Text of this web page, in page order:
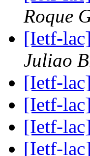
Roque
[Ietf-
Juliao
[Ietf-
[Ietf-
[Ietf-
[Ietf-